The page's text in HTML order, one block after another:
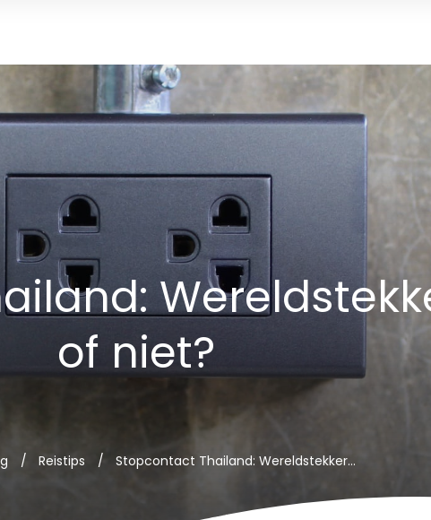
of niet?
/ Reistips / Stopcontact Thailand: Wereldstekker nodig of niet?